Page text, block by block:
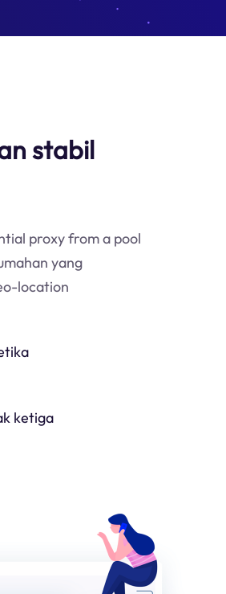
stabil
proxy from a pool
yang
location
ketiga